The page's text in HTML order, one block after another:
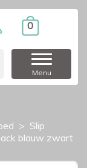
0
Menu
Slip
blauw zwart